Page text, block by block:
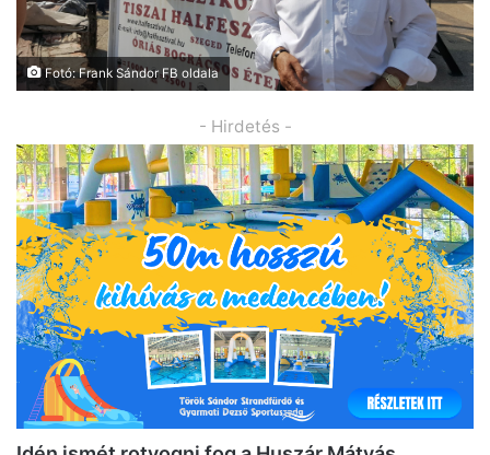
Fotó: Frank Sándor FB oldala
- Hirdetés -